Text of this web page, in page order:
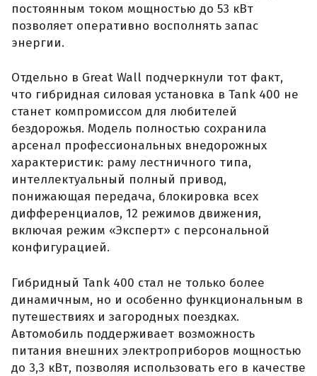
постоянным током мощностью до 53 кВт
позволяет оперативно восполнять запас
энергии.
Отдельно в Great Wall подчеркнули тот факт,
что гибридная силовая установка в Tank 400 не
станет компромиссом для любителей
бездорожья. Модель полностью сохранила
арсенал профессиональных внедорожных
характеристик: раму лестничного типа,
интеллектуальный полный привод,
понижающая передача, блокировка всех
дифференциалов, 12 режимов движения,
включая режим «Эксперт» с персональной
конфигурацией.
Гибридный Tank 400 стал не только более
динамичным, но и особенно функциональным в
путешествиях и загородных поездках.
Автомобиль поддерживает возможность
питания внешних электроприборов мощностью
до 3,3 кВт, позволяя использовать его в качестве